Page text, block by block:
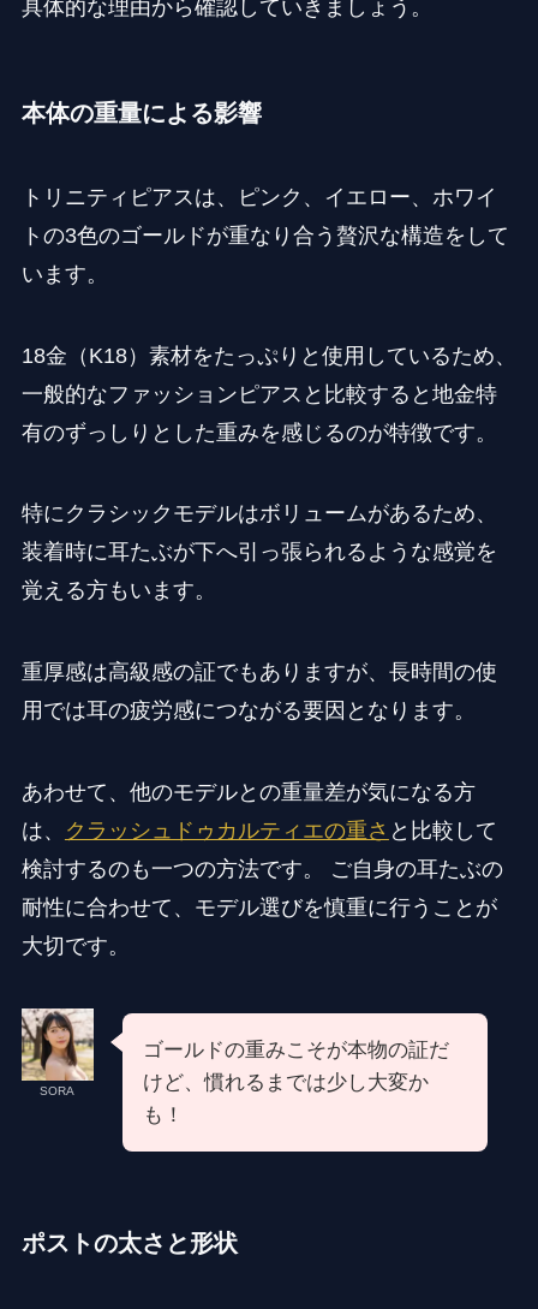
具体的な理由から確認していきましょう。
本体の重量による影響
トリニティピアスは、ピンク、イエロー、ホワイ
トの3色のゴールドが重なり合う贅沢な構造をして
います。
18金（K18）素材をたっぷりと使用しているため、
一般的なファッションピアスと比較すると地金特
有のずっしりとした重みを感じるのが特徴です。
特にクラシックモデルはボリュームがあるため、
装着時に耳たぶが下へ引っ張られるような感覚を
覚える方もいます。
重厚感は高級感の証でもありますが、長時間の使
用では耳の疲労感につながる要因となります。
あわせて、他のモデルとの重量差が気になる方
は、
クラッシュドゥカルティエの重さ と比較して
検討するのも一つの方法です。 ご自身の耳たぶの
耐性に合わせて、モデル選びを慎重に行うことが
大切です。
SORA
ゴールドの重みこそが本物の証だ
けど、慣れるまでは少し大変か
も！
ポストの太さと形状